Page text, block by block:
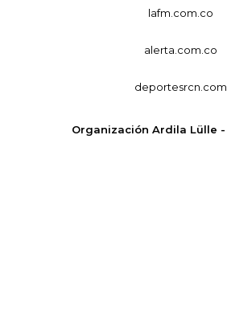
lafm.com.co
alerta.com.co
deportesrcn.com
Organización Ardila Lülle -